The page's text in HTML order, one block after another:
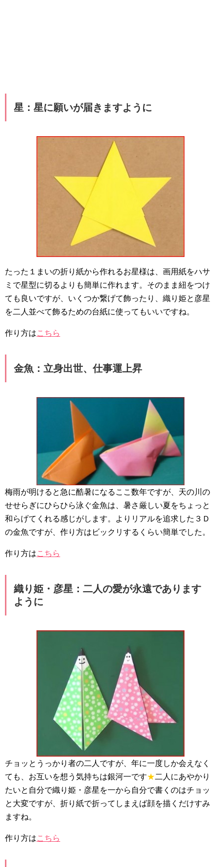
星：星に願いが届きますように
たった１まいの折り紙から作れるお星様は、画用紙をハサ
ミで星型に切るよりも簡単に作れます。そのまま紐をつけ
ても良いですが、いくつか繋げて飾ったり、織り姫と彦星
を二人並べて飾るための台紙に使ってもいいですね。
作り方はこちら
金魚：立身出世、仕事運上昇
梅雨が明けると急に酷暑になるここ数年ですが、天の川の
せせらぎにひらひら泳ぐ金魚は、暑さ厳しい夏をちょっと
和らげてくれる感じがします。よりリアルを追求した３Ｄ
の金魚ですが、作り方はビックリするくらい簡単でした。
作り方はこちら
織り姫・彦星：二人の愛が永遠であります
ように
チョッとうっかり者の二人ですが、年に一度しか会えなく
ても、お互いを想う気持ちは銀河一です★二人にあやかり
たいと自分で織り姫・彦星を一から自分で書くのはチョッ
と大変ですが、折り紙で折ってしまえば顔を描くだけすみ
ますね。
作り方はこちら